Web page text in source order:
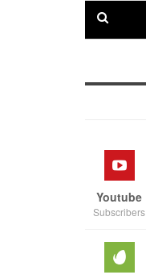
Youtube
Subscribers